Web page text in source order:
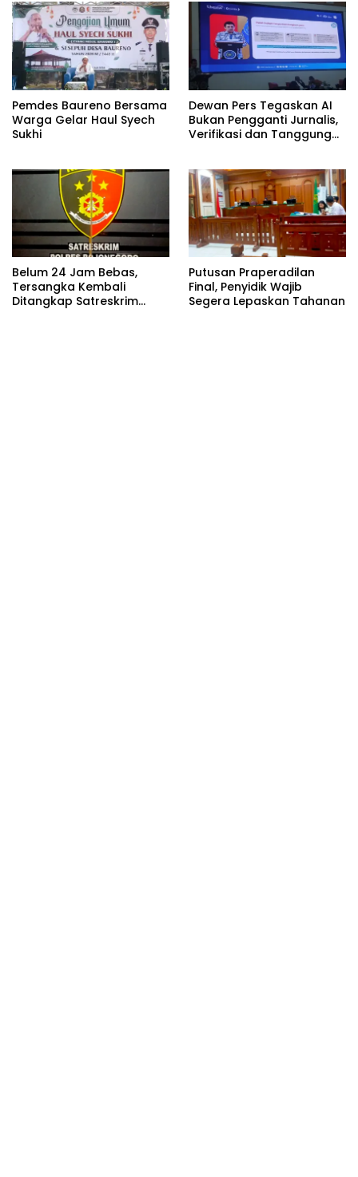
Pemdes Baureno Bersama
Warga Gelar Haul Syech
Sukhi
Dewan Pers Tegaskan AI
Bukan Pengganti Jurnalis,
Verifikasi dan Tanggung
Belum 24 Jam Bebas,
Tersangka Kembali
Ditangkap Satreskrim
Putusan Praperadilan
Final, Penyidik Wajib
Segera Lepaskan Tahanan